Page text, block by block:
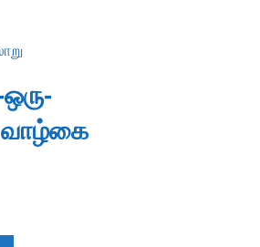
வாழ்கை